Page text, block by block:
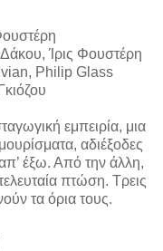
Δάκου, Ίρις Φουστέρη
Philip Glass
εμπειρία, μια
αδιέξοδες
έξω. Από την άλλη,
πτώση. Τρεις
τα όρια τους.